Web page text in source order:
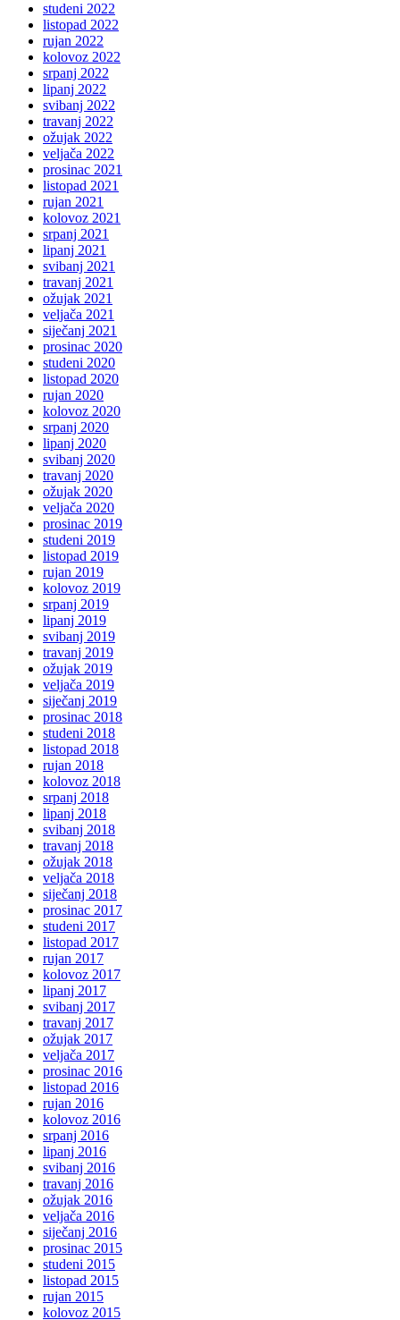
studeni 2022
listopad 2022
rujan 2022
kolovoz 2022
srpanj 2022
lipanj 2022
svibanj 2022
travanj 2022
ožujak 2022
veljača 2022
prosinac 2021
listopad 2021
rujan 2021
kolovoz 2021
srpanj 2021
lipanj 2021
svibanj 2021
travanj 2021
ožujak 2021
veljača 2021
siječanj 2021
prosinac 2020
studeni 2020
listopad 2020
rujan 2020
kolovoz 2020
srpanj 2020
lipanj 2020
svibanj 2020
travanj 2020
ožujak 2020
veljača 2020
prosinac 2019
studeni 2019
listopad 2019
rujan 2019
kolovoz 2019
srpanj 2019
lipanj 2019
svibanj 2019
travanj 2019
ožujak 2019
veljača 2019
siječanj 2019
prosinac 2018
studeni 2018
listopad 2018
rujan 2018
kolovoz 2018
srpanj 2018
lipanj 2018
svibanj 2018
travanj 2018
ožujak 2018
veljača 2018
siječanj 2018
prosinac 2017
studeni 2017
listopad 2017
rujan 2017
kolovoz 2017
lipanj 2017
svibanj 2017
travanj 2017
ožujak 2017
veljača 2017
prosinac 2016
listopad 2016
rujan 2016
kolovoz 2016
srpanj 2016
lipanj 2016
svibanj 2016
travanj 2016
ožujak 2016
veljača 2016
siječanj 2016
prosinac 2015
studeni 2015
listopad 2015
rujan 2015
kolovoz 2015